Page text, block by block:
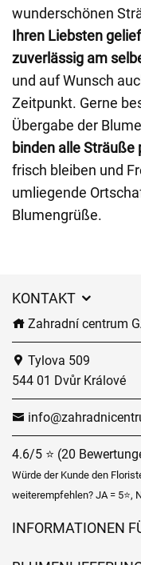
wunderschönen
Ihren Liebsten
zuverlässig am
und auf Wunsch
Zeitpunkt. Gerne
Übergabe der
binden alle Sträuße
frisch bleiben und
umliegende
Blumengrüße.
KONTAKT
Zahradní centrum
Tylova 509
544 01 Dvůr Králové
4.6/5 ⭐ (20
Würde der Kunde den
weiterempfehlen? JA = 5⭐,
INFORMATIONEN